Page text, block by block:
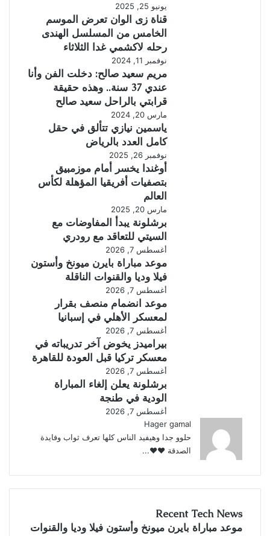
يونيو 25, 2025
قناة زى الوان تعرض الموسم
الخامس من المسلسل الهندى
رحله لاكشمي غدا الثلاثاء
نوفمبر 11, 2024
مريم سعيد صالح: دخلت الفن وأنا
عندي 37 سنة.. وهذه حقيقة
قرابتي بالراحل سعيد صالح
مارس 20, 2024
ياسمين نيازي تتألق في حقل
كامل العدد بالرياض
نوفمبر 26, 2025
أوغندا يخسر أمام موزمبيق
بتصفيات أفريقيا المؤهلة لكأس
العالم
مارس 20, 2025
برشلونة يبدأ المفاوضات مع
السيتي للتعاقد مع رودري
أغسطس 7, 2026
موعد مباراة بايرن ميونخ وأستون
فيلا وديا والقنوات الناقلة
أغسطس 7, 2026
موعد انضمام منصف بقرار
لمعسكر الأهلي في إسبانيا
أغسطس 7, 2026
بيراميدز يخوض آخر تدريباته في
معسكر تركيا قبل العودة للقاهرة
أغسطس 7, 2026
برشلونة يعلن إلغاء المباراة
الودية في طنجة
أغسطس 7, 2026
Hager gamal
حلوو جدا وهيفيد الناس كلها تعرف ثواب وفايدة
الصدقة ♥️♥️...
Recent Tech News
موعد مباراة بايرن ميونخ وأستون فيلا وديا والقنوات